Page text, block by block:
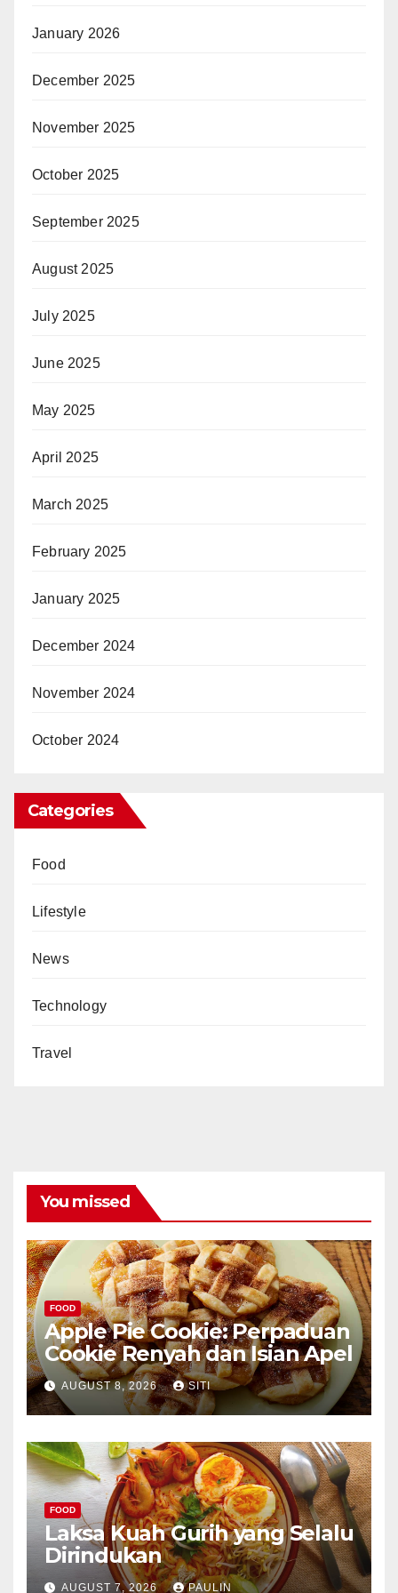
January 2026
December 2025
November 2025
October 2025
September 2025
August 2025
July 2025
June 2025
May 2025
April 2025
March 2025
February 2025
January 2025
December 2024
November 2024
October 2024
Categories
Food
Lifestyle
News
Technology
Travel
You missed
FOOD
Apple Pie Cookie: Perpaduan
Cookie Renyah dan Isian Apel
AUGUST 8, 2026 SITI
FOOD
Laksa Kuah Gurih yang Selalu
Dirindukan
AUGUST 7, 2026 PAULIN